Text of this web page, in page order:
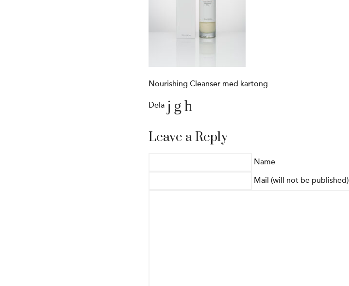
Nourishing Cleanser med kartong
Dela
Leave a Reply
Name
Mail (will not be published)